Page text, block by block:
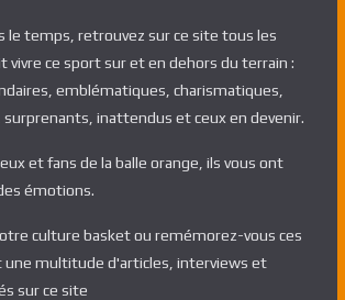
le temps, retrouvez sur ce site tous les
vivre ce sport sur et en dehors du terrain :
emblématiques, charismatiques,
surprenants, inattendus et ceux en devenir.
et fans de la balle orange, ils vous ont
émotions.
culture basket ou remémorez-vous ces
une multitude d'articles, interviews et
sur ce site